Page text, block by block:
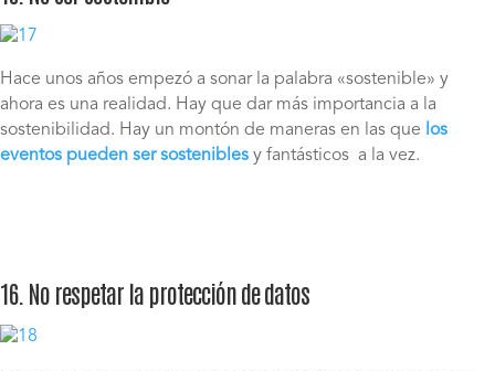
Hace unos años empezó a sonar la palabra «sostenible» y
ahora es una realidad. Hay que dar más importancia a la
sostenibilidad. Hay un montón de maneras en las que los
eventos pueden ser sostenibles y fantásticos a la vez.
16. No respetar la protección de datos